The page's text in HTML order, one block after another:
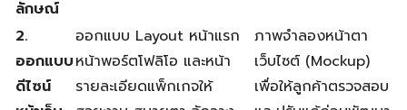
ลักษณ์
2.
ออกแบบ
ดีไซน์
ออกแบบ Layout หน้าแรก
หน้าพอร์ตโฟลิโอ และหน้า
รายละเอียดแพ็กเกจให้
ภาพจำลองหน้าตา
เว็บไซต์ (Mockup)
เพื่อให้ลูกค้าตรวจสอบ